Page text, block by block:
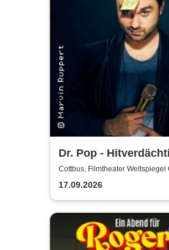
Dr. Pop -
Musik-Comedy-
Show! - (ständig
Cottbus, Filmtheater Weltspiegel
17.09.2026